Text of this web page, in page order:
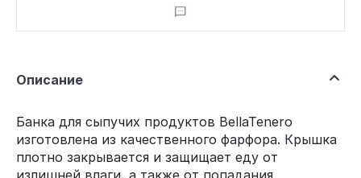
Описание
Банка для сыпучих продуктов BellaTenero
изготовлена из качественного фарфора. Крышка
плотно закрывается и защищает еду от